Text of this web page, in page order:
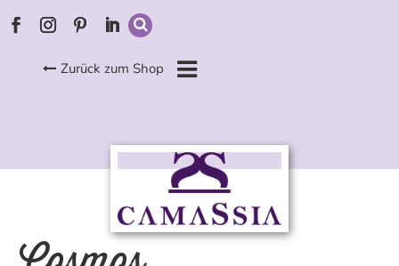
Zurück zum Shop